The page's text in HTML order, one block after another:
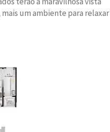
um ambiente para relaxar